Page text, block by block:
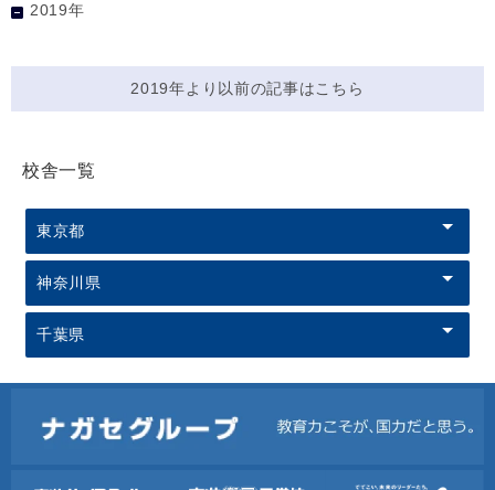
2019年
2019年より以前の記事はこちら
校舎一覧
東京都
神奈川県
千葉県